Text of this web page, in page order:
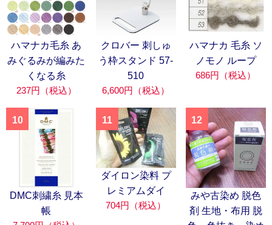
ハマナカ毛糸 あ
みぐるみが編みた
くなる糸
237円（税込）
クロバー 刺しゅ
う枠スタンド 57-
510
6,600円（税込）
ハマナカ 毛糸 ソ
ノモノ ループ
686円（税込）
10
DMC刺繍糸 見本
帳
11
ダイロン染料 プ
レミアムダイ
704円（税込）
12
みや古染め 脱色
剤 生地・布用 脱